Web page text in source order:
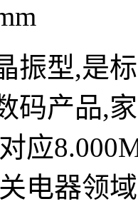
振型,是
码产品,
应
电器领